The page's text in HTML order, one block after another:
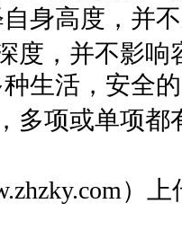
身高度，并
度，并不影响
种生活，安全
多项或单项都
）上